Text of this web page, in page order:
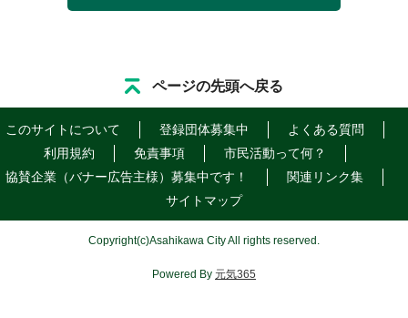
ページの先頭へ戻る
このサイトについて 登録団体募集中
よくある質問
利用規約
免責事項
市民活動って何？
協賛企業（バナー広告主様）募集中です！
関連リンク集
サイトマップ
Copyright(c)Asahikawa City All rights reserved.
Powered By 元気365